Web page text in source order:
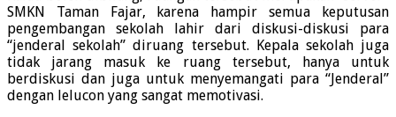
SMKN Taman Fajar, karena hampir semua keputusan
pengembangan sekolah lahir dari diskusi-diskusi para
“jenderal sekolah” diruang tersebut. Kepala sekolah juga
tidak jarang masuk ke ruang tersebut, hanya untuk
berdiskusi dan juga untuk menyemangati para “Jenderal”
dengan lelucon yang sangat memotivasi.